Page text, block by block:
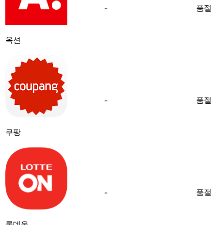
옥션
- 품절
쿠팡
- 품절
- 품절